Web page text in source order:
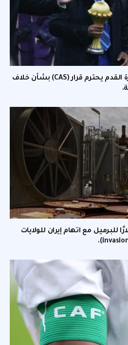
رئيس الاتحاد الأفريقي لكرة القدم يحترم قرار (CAS) بشأن خلاف
يتجاوز 116 دولارًا للبرميل مع اتهام إيران للولايات